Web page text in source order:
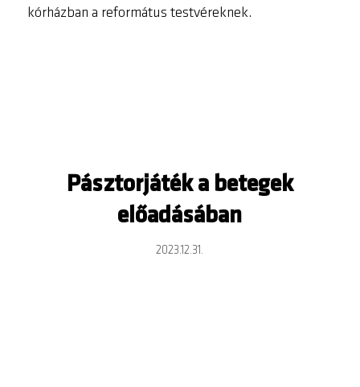
kórházban a református testvéreknek.
Pásztorjáték a betegek
előadásában
2023.12.31.